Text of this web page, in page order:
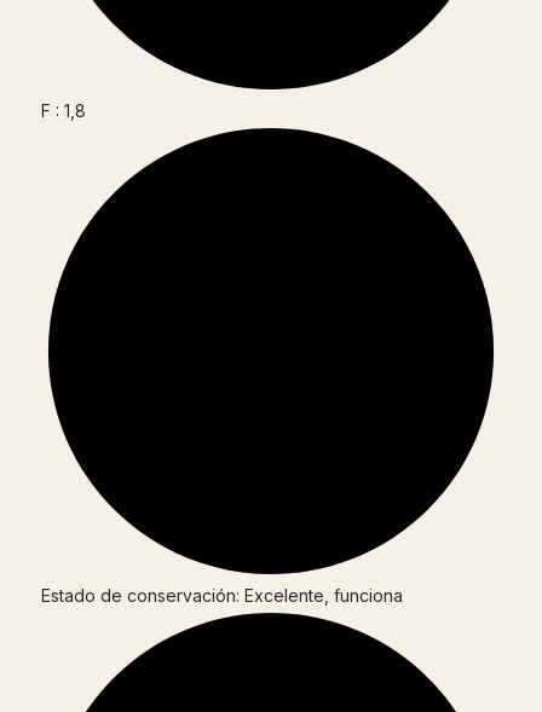
F : 1,8
Estado de conservación: Excelente, funciona